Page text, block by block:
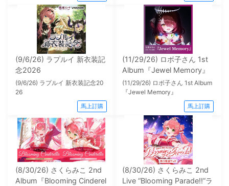
(9/6/26) ラプルイ 新衣装記
念2026
(9/6/26) ラプルイ 新衣装記念20
26
馬上訂購
(11/29/26) ロボ子さん 1st
Album『Jewel Memory』
(11/29/26) ロボ子さん 1st Album
『Jewel Memory』
馬上訂購
(8/30/26) さくらみこ 2nd
Album『Blooming Cinderel
(8/30/26) さくらみこ 2nd
Live “Blooming Parade!!”ラ